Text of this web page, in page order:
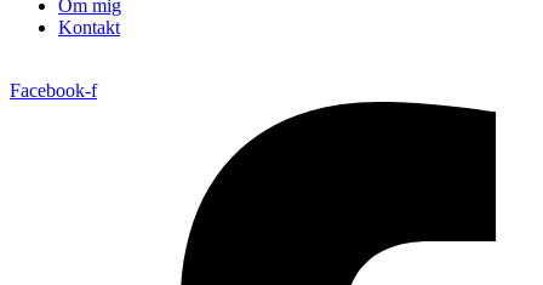
Om mig
Kontakt
Facebook-f